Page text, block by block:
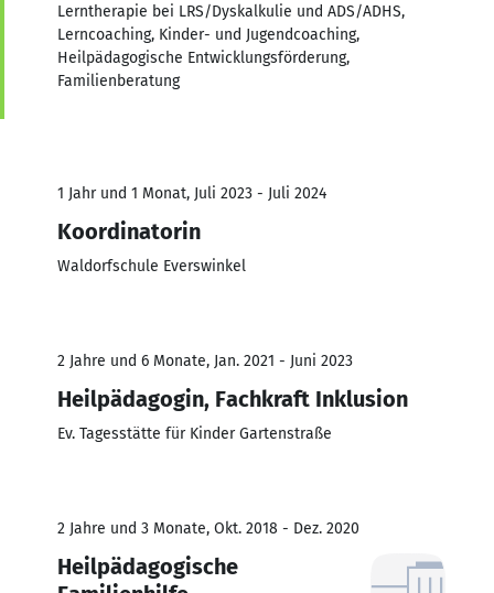
Lerntherapie bei LRS/Dyskalkulie und ADS/ADHS,
Lerncoaching, Kinder- und Jugendcoaching,
Heilpädagogische Entwicklungsförderung,
Familienberatung
1 Jahr und 1 Monat, Juli 2023 - Juli 2024
Koordinatorin
Waldorfschule Everswinkel
2 Jahre und 6 Monate, Jan. 2021 - Juni 2023
Heilpädagogin, Fachkraft Inklusion
Ev. Tagesstätte für Kinder Gartenstraße
2 Jahre und 3 Monate, Okt. 2018 - Dez. 2020
Heilpädagogische